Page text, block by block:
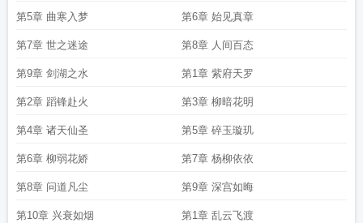
第5章 曲寒入梦 第6章 始见真章
第7章 世之迷途 第8章 人间百态
第9章 剑湖之水 第1章 紫府天罗
第2章 蹈锋赴火 第3章 柳暗花明
第4章 诸天仙圣 第5章 碎玉璇玑
第6章 柳弱花娇 第7章 杨柳依依
第8章 问道凡尘 第9章 深宫如晦
第10章 兴衰如烟 第1章 乱云飞渡